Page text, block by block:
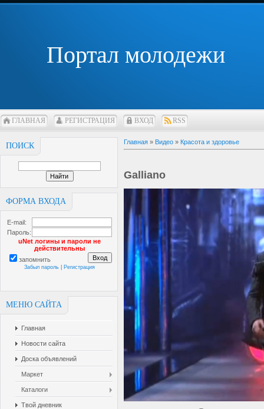
Портал молодежи
ГЛАВНАЯ РЕГИСТРАЦИЯ ВХОД RSS
ПОИСК
ФОРМА ВХОДА
E-mail:
Пароль:
uNet логины и пароли не
действительны
запомнить
Забыл пароль Регистрация
МЕНЮ САЙТА
Главная
Новости сайта
Доска объявлений
Маркет
Каталоги
Твой дневник
Главная » Видео » Красота и здоровье
Galliano